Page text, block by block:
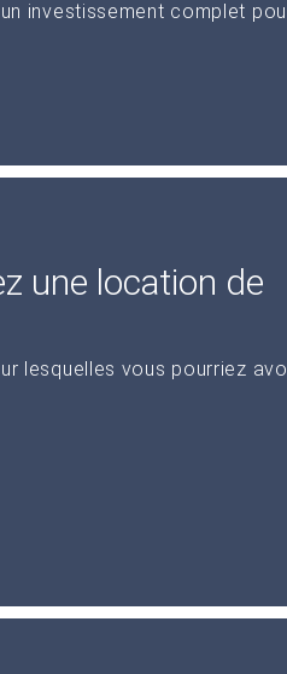
investissement complet
une location de
lesquelles vous pourriez